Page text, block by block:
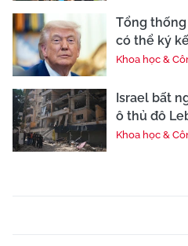
Tổng
có thể ký
Khoa học &
Israel bất
ô thủ đô
Khoa học &